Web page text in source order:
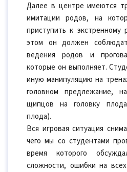
Далее в центре имеются
имитации родов, на
приступить к
этом он должен
ведения родов и
которые он выполняет.
иную манипуляцию на
головном предлежание,
щипцов на головку
плода).
Вся игровая ситуация
чего мы со студентами
время которого
сложности, ошибки на